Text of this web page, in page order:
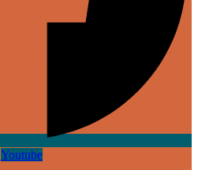
Youtube